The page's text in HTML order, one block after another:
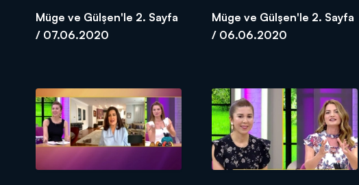
Müge ve Gülşen'le 2. Sayfa
/ 07.06.2020
Müge ve Gülşen'le 2. Sayfa
/ 06.06.2020